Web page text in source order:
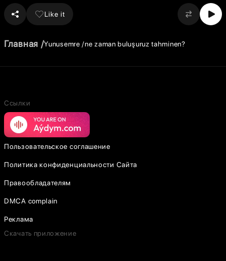
Like it
Главная Yunusemre ne zaman buluşuruz tahminen?
Ссылки
Пользовательское соглашение
Политика конфиденциальности Сайта
Правообладателям
DMCA complain
Реклама
Скачать приложение